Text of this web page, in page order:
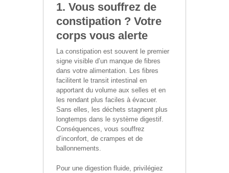
1. Vous souffrez de
constipation ? Votre
corps vous alerte
La constipation est souvent le premier
signe visible d’un manque de fibres
dans votre alimentation. Les fibres
facilitent le transit intestinal en
apportant du volume aux selles et en
les rendant plus faciles à évacuer.
Sans elles, les déchets stagnent plus
longtemps dans le système digestif.
Conséquences, vous souffrez
d’inconfort, de crampes et de
ballonnements.
Pour une digestion fluide, privilégiez